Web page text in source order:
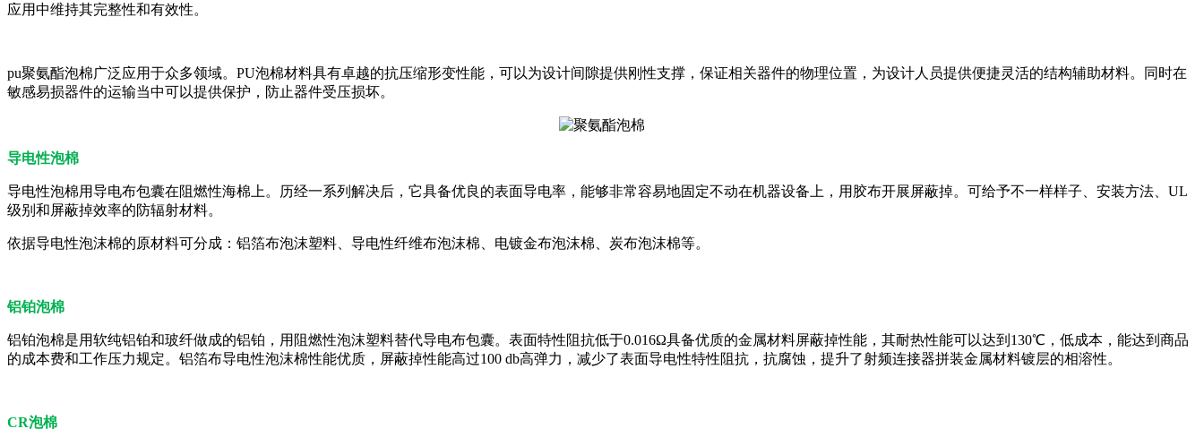
应用中维持其完整性和有效性。
pu聚氨酯泡棉广泛应用于众多领域。PU泡棉材料具有卓越的抗压缩形变性能，可以为设计间隙提供刚性支撑，保证相关器件的物理位置，为设计人员提供便捷灵活的结构辅助材料。同时在
敏感易损器件的运输当中可以提供保护，防止器件受压损坏。
导电性泡棉
导电性泡棉用导电布包囊在阻燃性海棉上。历经一系列解决后，它具备优良的表面导电率，能够非常容易地固定不动在机器设备上，用胶布开展屏蔽掉。可给予不一样样子、安装方法、UL
级别和屏蔽掉效率的防辐射材料。
依据导电性泡沫棉的原材料可分成：铝箔布泡沫塑料、导电性纤维布泡沫棉、电镀金布泡沫棉、炭布泡沫棉等。
铝铂泡棉
铝铂泡棉是用软纯铝铂和玻纤做成的铝铂，用阻燃性泡沫塑料替代导电布包囊。表面特性阻抗低于0.016Ω具备优质的金属材料屏蔽掉性能，其耐热性能可以达到130℃，低成本，能达到商品
的成本费和工作压力规定。铝箔布导电性泡沫棉性能优质，屏蔽掉性能高过100 db高弹力，减少了表面导电性特性阻抗，抗腐蚀，提升了射频连接器拼装金属材料镀层的相溶性。
CR泡棉